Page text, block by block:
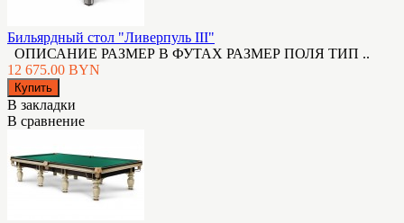
Бильярдный стол "Ливерпуль III"
ОПИСАНИЕ РАЗМЕР В ФУТАХ РАЗМЕР ПОЛЯ ТИП ..
12 675.00 BYN
В закладки
В сравнение